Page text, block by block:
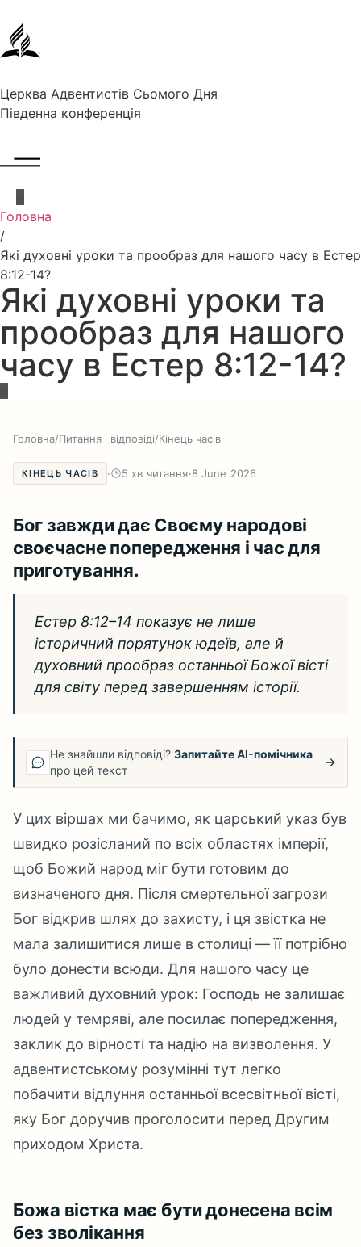
Церква Адвентистів Сьомого Дня
Південна конференція
Головна
/
Які духовні уроки та прообраз для нашого часу в Естер
8:12-14?
Які духовні уроки та
прообраз для нашого
часу в Естер 8:12-14?
Головна/Питання і відповіді/Кінець часів
КІНЕЦЬ ЧАСІВ · 5 хв читання·8 June 2026
Бог завжди дає Своєму народові
своєчасне попередження і час для
приготування.
Естер 8:12–14 показує не лише
історичний порятунок юдеїв, але й
духовний прообраз останньої Божої вісті
для світу перед завершенням історії.
Не знайшли відповіді? Запитайте AI-помічника
про цей текст
У цих віршах ми бачимо, як царський указ був
швидко розісланий по всіх областях імперії,
щоб Божий народ міг бути готовим до
визначеного дня. Після смертельної загрози
Бог відкрив шлях до захисту, і ця звістка не
мала залишитися лише в столиці — її потрібно
було донести всюди. Для нашого часу це
важливий духовний урок: Господь не залишає
людей у темряві, але посилає попередження,
заклик до вірності та надію на визволення. У
адвентистському розумінні тут легко
побачити відлуння останньої всесвітньої вісті,
яку Бог доручив проголосити перед Другим
приходом Христа.
Божа вістка має бути донесена всім
без зволікання